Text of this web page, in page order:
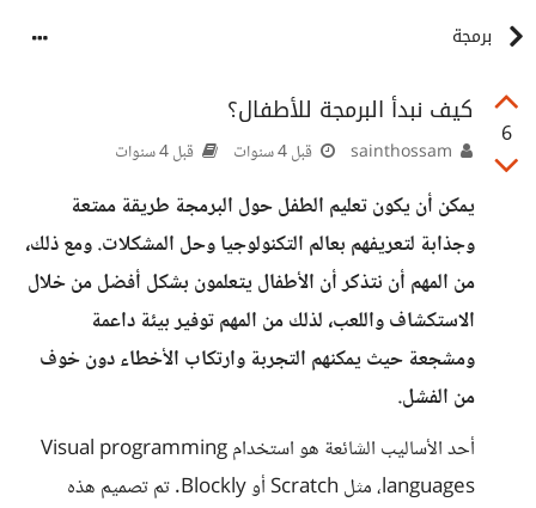
برمجة
6
كيف نبدأ البرمجة للأطفال؟
قبل 4 سنوات قبل 4 سنوات
يمكن أن يكون تعليم الطفل حول البرمجة طريقة ممتعة
وجذابة لتعريفهم بعالم التكنولوجيا وحل المشكلات. ومع ذلك،
من المهم أن نتذكر أن الأطفال يتعلمون بشكل أفضل من خلال
الاستكشاف واللعب، لذلك من المهم توفير بيئة داعمة
ومشجعة حيث يمكنهم التجربة وارتكاب الأخطاء دون خوف
من الفشل.
أحد الأساليب الشائعة هو استخدام Visual programming
languages، مثل Scratch أو Blockly. تم تصميم هذه